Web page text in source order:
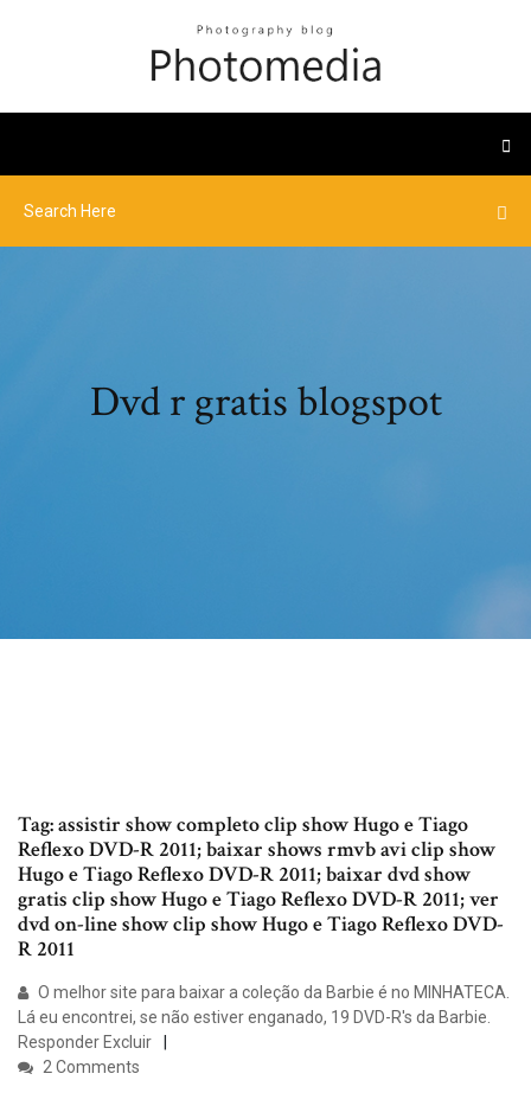
Dvd r gratis blogspot
Tag: assistir show completo clip show Hugo e Tiago
Reflexo DVD-R 2011; baixar shows rmvb avi clip show
Hugo e Tiago Reflexo DVD-R 2011; baixar dvd show
gratis clip show Hugo e Tiago Reflexo DVD-R 2011; ver
dvd on-line show clip show Hugo e Tiago Reflexo DVD-
R 2011
O melhor site para baixar a coleção da Barbie é no MINHATECA.
Lá eu encontrei, se não estiver enganado, 19 DVD-R's da Barbie.
Responder Excluir
2 Comments